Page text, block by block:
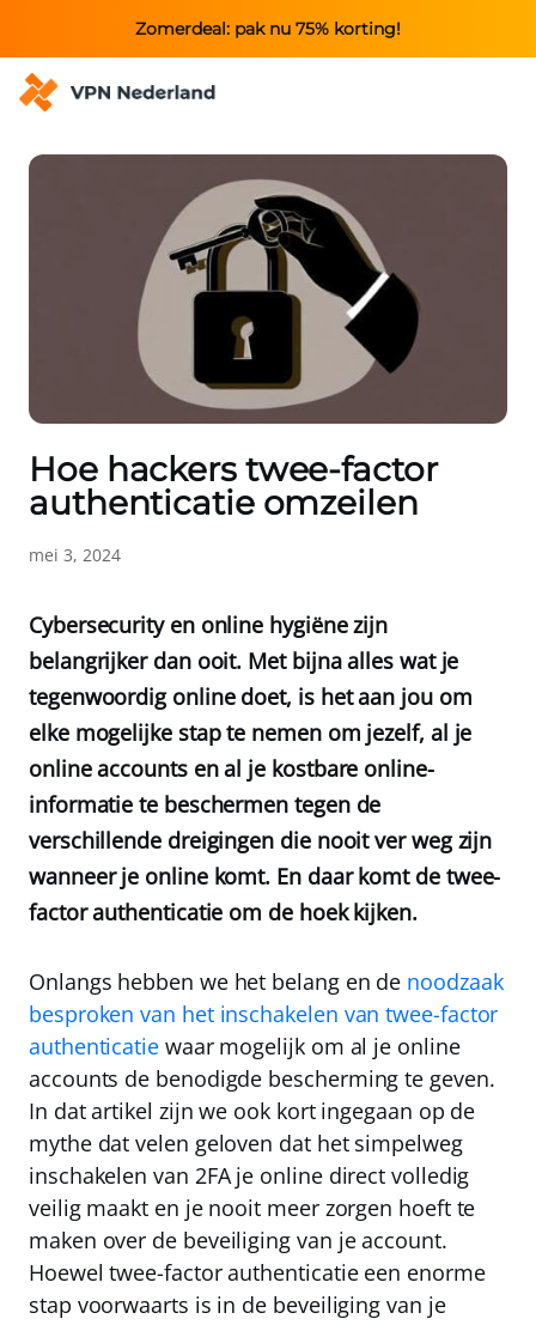
Zomerdeal: pak nu 75% korting!
Hoe hackers twee-factor
authenticatie omzeilen
mei 3, 2024
Cybersecurity en online hygiëne zijn
belangrijker dan ooit. Met bijna alles wat je
tegenwoordig online doet, is het aan jou om
elke mogelijke stap te nemen om jezelf, al je
online accounts en al je kostbare online-
informatie te beschermen tegen de
verschillende dreigingen die nooit ver weg zijn
wanneer je online komt. En daar komt de twee-
factor authenticatie om de hoek kijken.
Onlangs hebben we het belang en de noodzaak
besproken van het inschakelen van twee-factor
authenticatiewaar mogelijk om al je online
accounts de benodigde bescherming te geven.
In dat artikel zijn we ook kort ingegaan op de
mythe dat velen geloven dat het simpelweg
inschakelen van 2FA je online direct volledig
veilig maakt en je nooit meer zorgen hoeft te
maken over de beveiliging van je account.
Hoewel twee-factor authenticatie een enorme
stap voorwaarts is in de beveiliging van je